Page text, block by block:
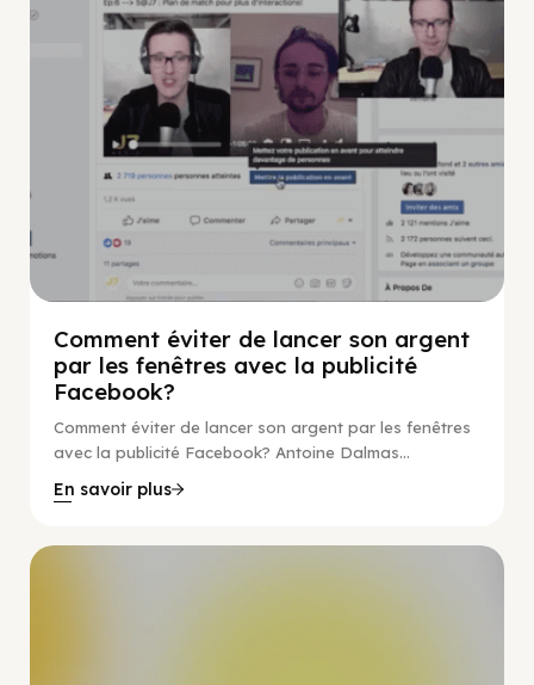
Comment éviter de lancer son argent
par les fenêtres avec la publicité
Facebook?
Comment éviter de lancer son argent par les fenêtres
avec la publicité Facebook? Antoine Dalmas...
En savoir plus